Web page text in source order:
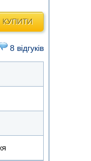
КУПИТИ
8 відгуків